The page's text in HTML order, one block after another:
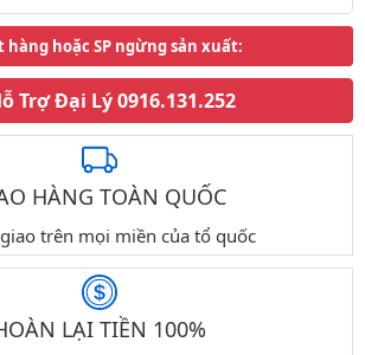
hàng hoặc SP ngừng sản xuất:
Trợ Đại Lý0916.131.252
HÀNG TOÀN QUỐC
trên mọi miền của tổ quốc
LẠI TIỀN 100%